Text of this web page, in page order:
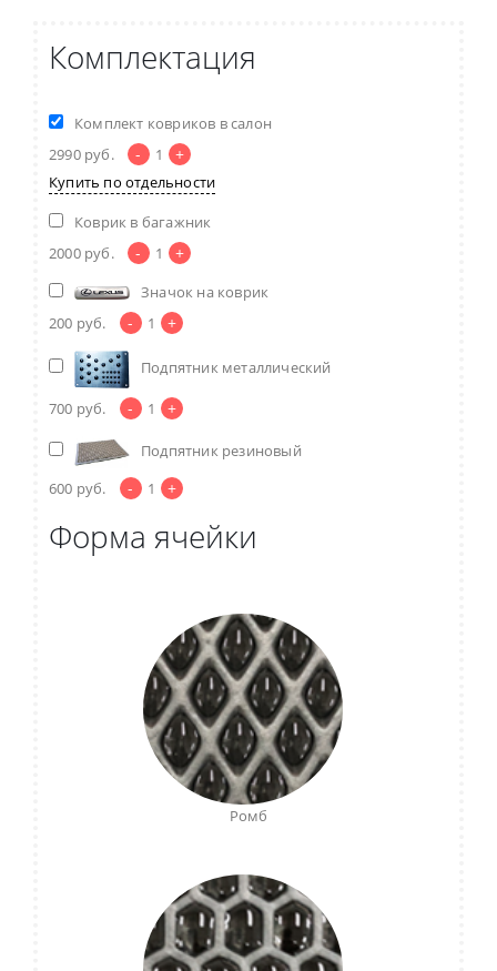
Комплектация
Комплект ковриков в салон
2990 руб. - 1 +
Купить по отдельности
Коврик в багажник
2000 руб. - 1 +
Значок на коврик
200 руб. - 1 +
Подпятник металлический
700 руб. - 1 +
Подпятник резиновый
600 руб. - 1 +
Форма ячейки
Ромб